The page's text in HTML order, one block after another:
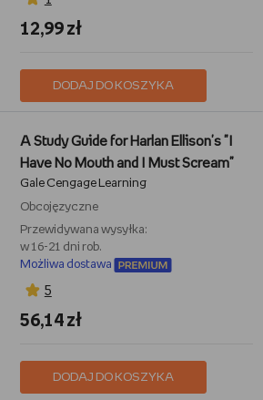
12,99 zł
DODAJ DO KOSZYKA
A Study Guide for Harlan Ellison's "I
Have No Mouth and I Must Scream"
Gale Cengage Learning
Obcojęzyczne
Przewidywana wysyłka:
w 16-21 dni rob.
Możliwa dostawa
5
56,14 zł
DODAJ DO KOSZYKA